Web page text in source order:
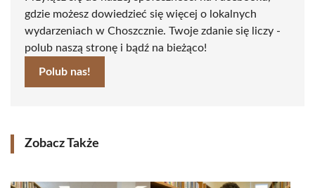
gdzie możesz dowiedzieć się więcej o lokalnych
wydarzeniach w Choszcznie. Twoje zdanie się liczy -
polub naszą stronę i bądź na bieżąco!
Polub nas!
Zobacz Także